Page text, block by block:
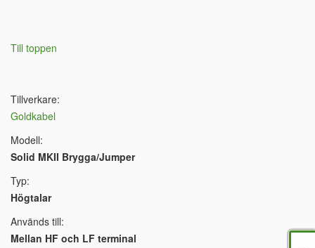
Till toppen
Tillverkare:
Goldkabel
Modell:
Solid MKII Brygga/Jumper
Typ:
Högtalar
Används till:
Mellan HF och LF terminal